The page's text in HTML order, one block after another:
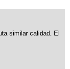
similar calidad. El